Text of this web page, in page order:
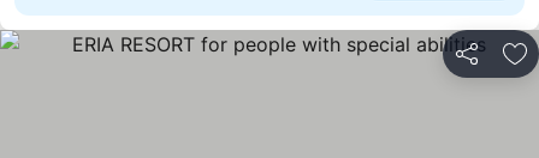
Partilhar